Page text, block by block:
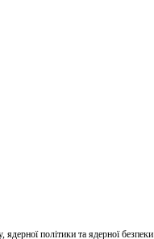
політики та ядерної безпеки